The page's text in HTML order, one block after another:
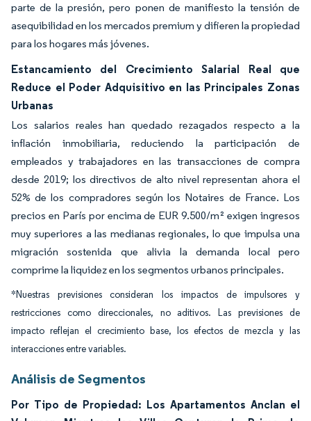
parte de la presión, pero ponen de manifiesto la tensión de
asequibilidad en los mercados premium y difieren la propiedad
para los hogares más jóvenes.
Estancamiento del Crecimiento Salarial Real que
Reduce el Poder Adquisitivo en las Principales Zonas
Urbanas
Los salarios reales han quedado rezagados respecto a la
inflación inmobiliaria, reduciendo la participación de
empleados y trabajadores en las transacciones de compra
desde 2019; los directivos de alto nivel representan ahora el
52% de los compradores según los Notaires de France. Los
precios en París por encima de EUR 9.500/m² exigen ingresos
muy superiores a las medianas regionales, lo que impulsa una
migración sostenida que alivia la demanda local pero
comprime la liquidez en los segmentos urbanos principales.
*Nuestras previsiones consideran los impactos de impulsores y
restricciones como direccionales, no aditivos. Las previsiones de
impacto reflejan el crecimiento base, los efectos de mezcla y las
interacciones entre variables.
Análisis de Segmentos
Por Tipo de Propiedad: Los Apartamentos Anclan el